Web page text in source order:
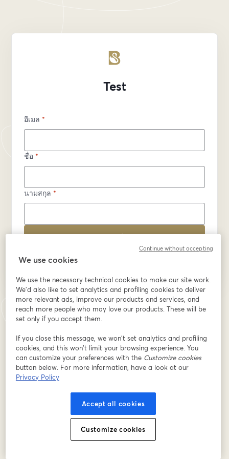
Test
อีเมล *
ชื่อ *
นามสกุล *
ลงทะเบียนแล้วหรือยัง?
การลงทะเบียนเป็นการรับทราบและยอมรับ
เปิดในแท็บใหม่
นโยบายความ
เป็นส่วนตัว
เปิดในแท็บใหม่
ของเรา เราจะแชร์รายละเอียดของคุณกับโฮสต์
We use cookies
We use the necessary technical cookies to make our site work.
We'd also like to set analytics and profiling cookies to deliver
more relevant ads, improve our products and services, and
reach more people who may love our products. These will be
set only if you accept them.
If you close this message, we won’t set analytics and profiling
cookies, and this won’t limit your browsing experience. You
can customize your preferences with the Customize cookies
button below. For more information, have a look at our
Privacy Policy
Accept all cookies
Customize cookies
Continue without accepting